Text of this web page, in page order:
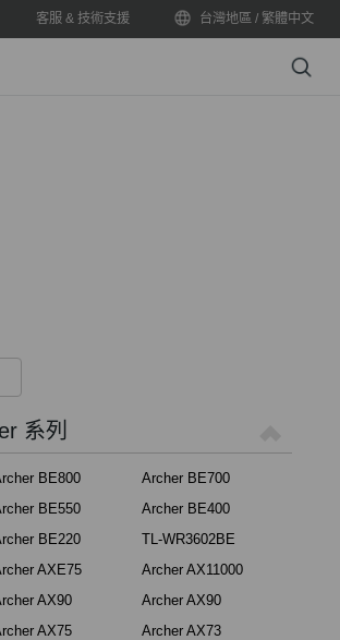
客服 & 技術支援 台灣地區 / 繁體中文
Search
系列
BE800
Archer BE700
BE550
Archer BE400
BE220
TL-WR3602BE
AXE75
Archer AX11000
AX90
Archer AX90
AX75
Archer AX73